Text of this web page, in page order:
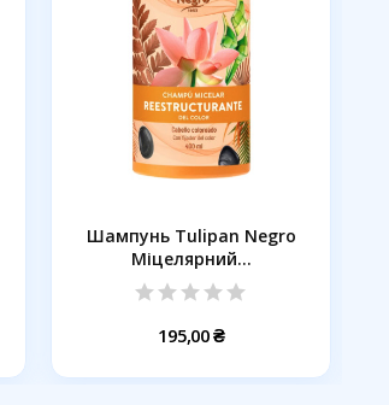
Шампунь Tulipan Negro
Міцелярний...
195,00 ₴